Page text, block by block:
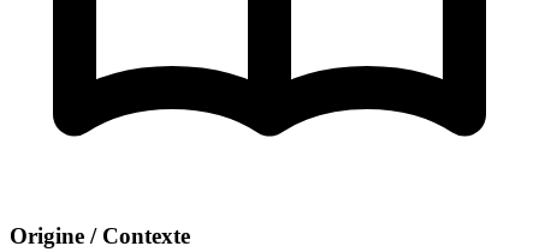
Origine / Contexte